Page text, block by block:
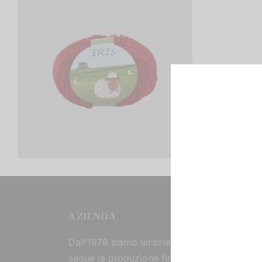
AZIENDA
Dall’1978 siamo un’azienda strutturata che
segue la produzione fin dall’origine, curando